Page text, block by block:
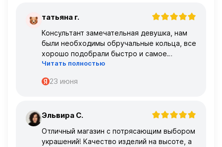
Т татьяна г.
Консультант замечательная девушка, нам
были необходимы обручальные кольца, все
хорошо подобрали быстро и самое
главное, что все подошло по размеру с
Читать полностью
23 июня
Э Эльвира С.
Отличный магазин с потрясающим выбором
украшений! Качество изделий на высоте, а